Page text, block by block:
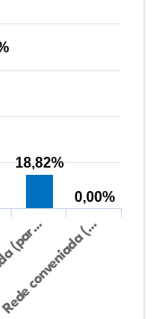
Rede conveniada (…
18,82%
0,00%